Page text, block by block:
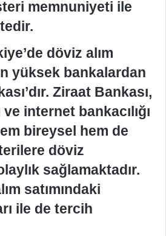
memnuniyeti ile
döviz alım
yüksek bankalardan
Ziraat Bankası,
internet bankacılığı
bireysel hem de
döviz
sağlamaktadır.
satımındaki
ile de tercih